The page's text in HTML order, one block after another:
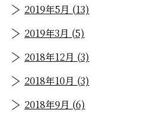
2019年5月 (13)
2019年3月 (5)
2018年12月 (3)
2018年10月 (3)
2018年9月 (6)